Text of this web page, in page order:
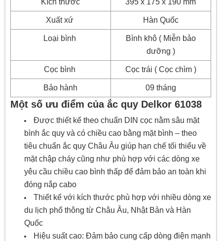
Kích thước 395 x 175 x 190 mm
Xuất xứ Hàn Quốc
Loại bình
Bình khô ( Miễn bảo
dưỡng )
Cọc bình Cọc trái ( Cọc chìm )
Bảo hành 09 tháng
Một số ưu điểm của ắc quy Delkor 61038
Được thiết kế theo chuẩn DIN cọc nằm sâu mặt
bình ắc quy và có chiều cao bằng mặt bình – theo
tiêu chuẩn ắc quy Châu Âu giúp hạn chế tối thiểu về
mặt chập cháy cũng như phù hợp với các dòng xe
yêu cầu chiều cao bình thấp để đảm bảo an toàn khi
đóng nắp cabo
Thiết kế với kích thước phù hợp với nhiều dòng xe
du lịch phổ thông từ Châu Âu, Nhật Bản và Hàn
Quốc
Hiệu suất cao: Đảm bảo cung cấp dòng điện mạnh